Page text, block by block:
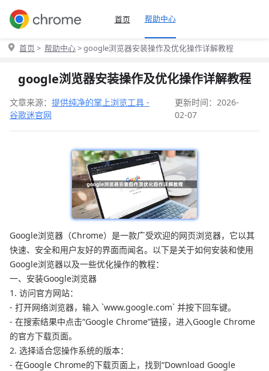
首页 帮助中心
首页 > 帮助中心> google浏览器安装操作及优化操作详解教程
google浏览器安装操作及优化操作详解教程
文章来源： 提供纯净的掌上浏览工具 -
谷歌迷官网
更新时间：2026-
02-07
Google浏览器（Chrome）是一款广受欢迎的网页浏览器，它以其
快速、安全和用户友好的界面而闻名。以下是关于如何安装和使用
Google浏览器以及一些优化操作的教程：
一、安装Google浏览器
1. 访问官方网站：
- 打开网络浏览器，输入 `www.google.com` 并按下回车键。
- 在搜索结果中点击“Google Chrome”链接，进入Google Chrome
的官方下载页面。
2. 选择适合您操作系统的版本：
- 在Google Chrome的下载页面上，找到“Download Google